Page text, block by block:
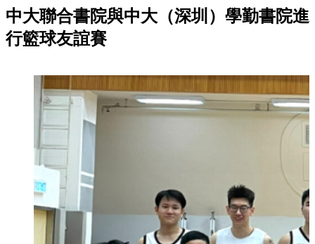
中大聯合書院與中大（深圳）學勤書院進
行籃球友誼賽